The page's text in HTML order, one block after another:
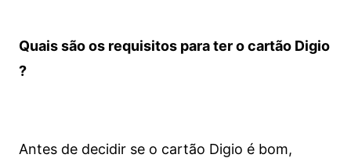
Quais são os requisitos para ter o cartão Digio
?
Antes de decidir se o cartão Digio é bom,